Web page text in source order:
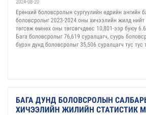
2024-08-20
Ерөнхий боловсролын сургуулийн өдрийн ангийн
боловсролыг 2023-2024 оны хичээлийн жилд нийт
төгсөж өмнөх оны төгсөгчдөөс 10,801-ээр буюу
Бага боловсролыг 76,619 суралцагч, суурь
бүрэн дунд боловсролыг 35,506 суралцагч тус тус
БАГА ДУНД БОЛОВСРОЛЫН
ХИЧЭЭЛИЙН ЖИЛИЙН СТАТИСТИК